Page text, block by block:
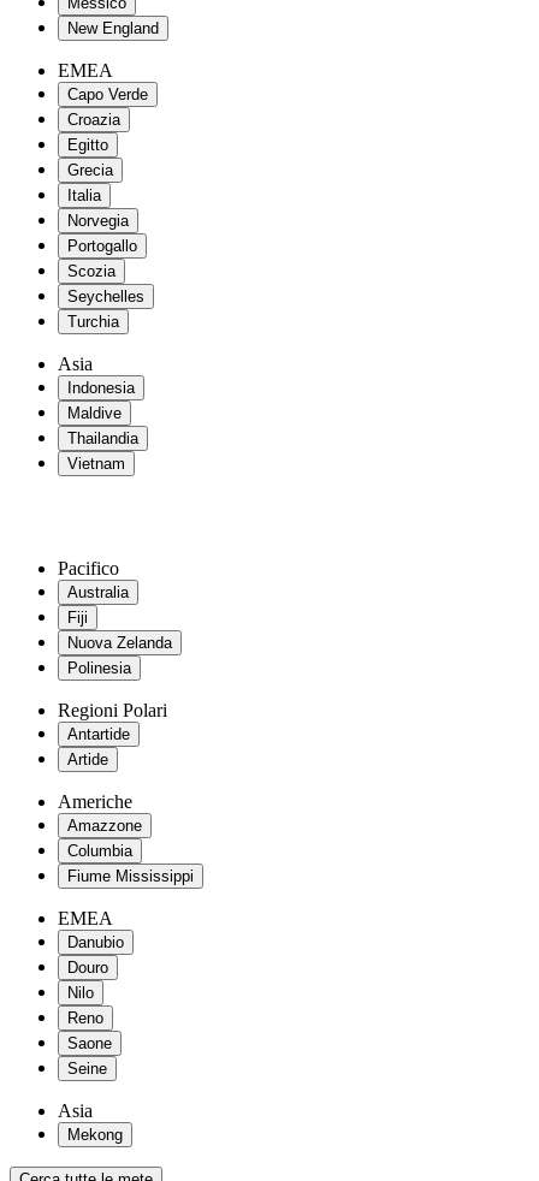
New England
EMEA
Capo Verde
Croazia
Egitto
Grecia
Italia
Norvegia
Portogallo
Scozia
Seychelles
Turchia
Asia
Indonesia
Maldive
Thailandia
Vietnam
Pacifico
Australia
Fiji
Nuova Zelanda
Polinesia
Regioni Polari
Antartide
Artide
Americhe
Amazzone
Columbia
Fiume Mississippi
EMEA
Danubio
Douro
Nilo
Reno
Saone
Seine
Asia
Mekong